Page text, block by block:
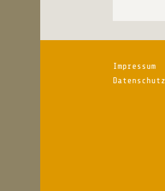
Impressum
Datenschutz